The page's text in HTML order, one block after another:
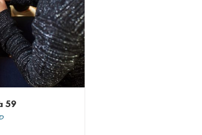
59